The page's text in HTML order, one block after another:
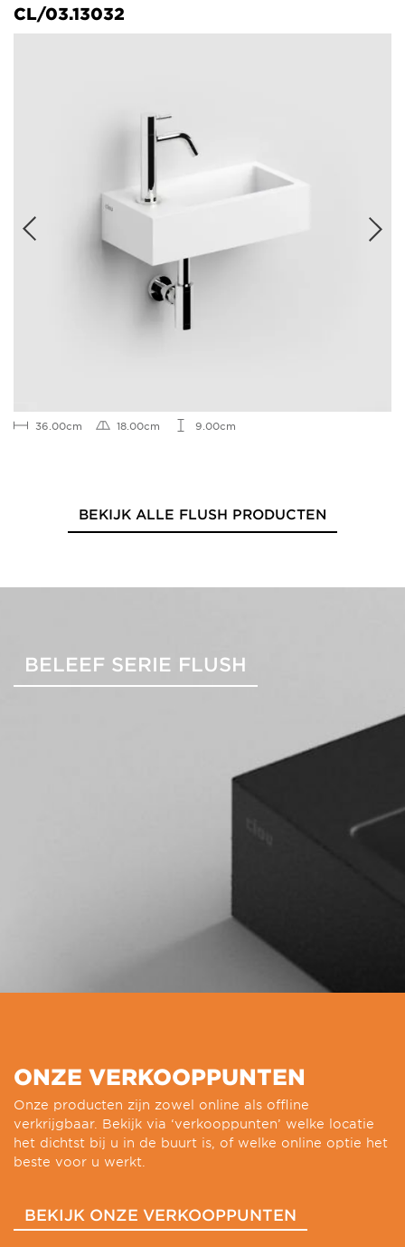
CL/03.13032
36.00cm 18.00cm 9.00cm
BEKIJK ALLE FLUSH PRODUCTEN
BELEEF SERIE FLUSH
ONZE VERKOOPPUNTEN
Onze producten zijn zowel online als offline
verkrijgbaar. Bekijk via ‘verkooppunten’ welke locatie
het dichtst bij u in de buurt is, of welke online optie het
beste voor u werkt.
BEKIJK ONZE VERKOOPPUNTEN